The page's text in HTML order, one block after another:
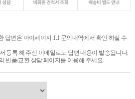
답변은 마이페이지 1:1 문의내역에서 확인 하실 수
등록 해 주신 이메일로도 답변 내용이 발송됩니다.
반품/교환 상담 페이지를 이용해 주세요.